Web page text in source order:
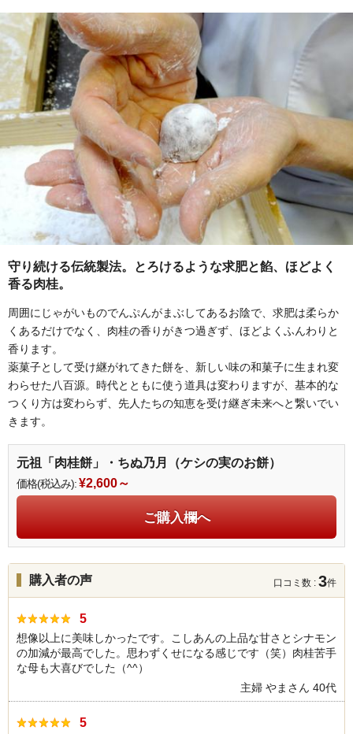
守り続ける伝統製法。とろけるような求肥と餡、ほどよく
香る肉桂。
周囲にじゃがいものでんぷんがまぶしてあるお陰で、求肥は柔らか
くあるだけでなく、肉桂の香りがきつ過ぎず、ほどよくふんわりと
香ります。
薬菓子として受け継がれてきた餅を、新しい味の和菓子に生まれ変
わらせた八百源。時代とともに使う道具は変わりますが、基本的な
つくり方は変わらず、先人たちの知恵を受け継ぎ未来へと繋いでい
きます。
元祖「肉桂餅」・ちぬ乃月（ケシの実のお餅）
価格(税込み):¥2,600～
ご購入欄へ
購入者の声 口コミ数 : 3件
主婦 やまさん 40代
5
想像以上に美味しかったです。こしあんの上品な甘さとシナモン
の加減が最高でした。思わずくせになる感じです（笑）肉桂苦手
な母も大喜びでした（^^）
5